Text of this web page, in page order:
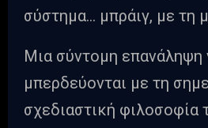
σύστημα… μπράιγ, με τη
Μια σύντομη επανάληψη
μπερδεύονται με τη
σχεδιαστική φιλοσοφία